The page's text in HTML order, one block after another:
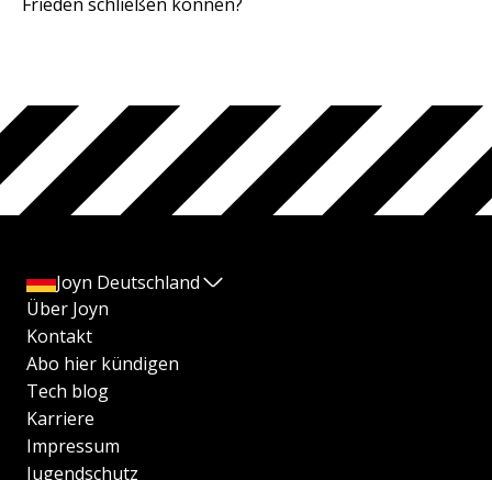
Joyn Deutschland
Über Joyn
Kontakt
Abo hier kündigen
Tech blog
Karriere
Impressum
Jugendschutz